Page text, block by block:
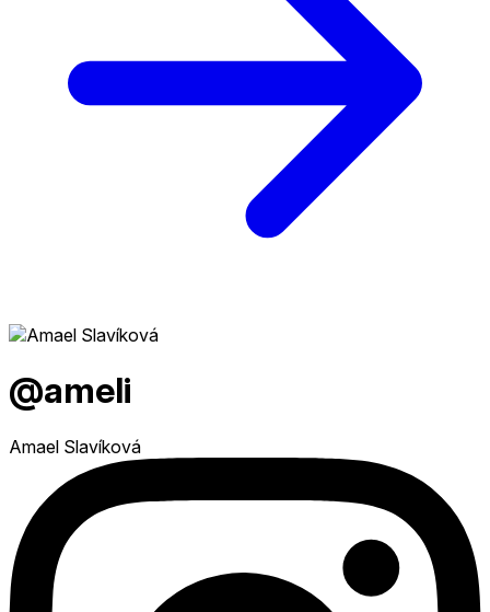
@ameli
Amael Slavíková